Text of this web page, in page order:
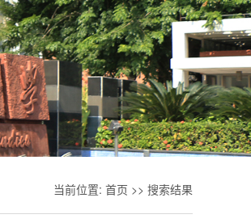
当前位置: 首页 >> 搜索结果